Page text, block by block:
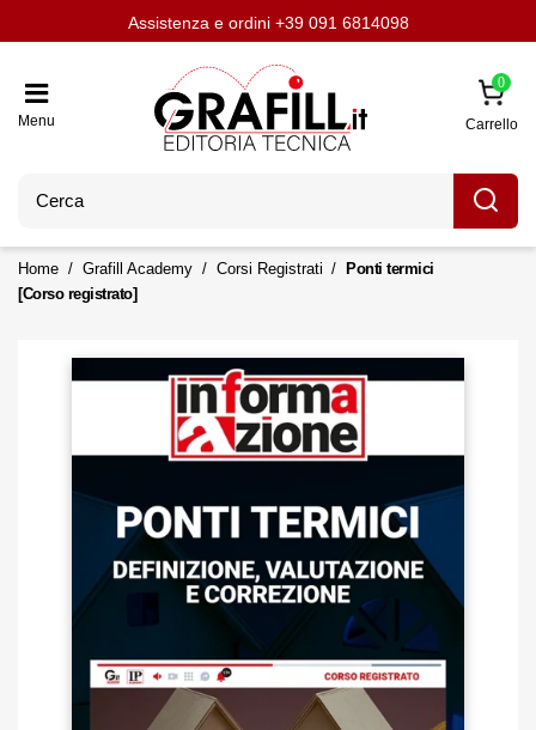
Chi siamoScrivi per noi
Assistenza e ordini +39 091 6814098
Aggiornati con LavoriPubblici.it
Menu
0
Carrello
Home Grafill Academy Corsi Registrati
Ponti termici
[Corso registrato]